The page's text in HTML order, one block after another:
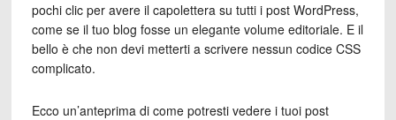
pochi clic per avere il capolettera su tutti i post WordPress,
come se il tuo blog fosse un elegante volume editoriale. E il
bello è che non devi metterti a scrivere nessun codice CSS
complicato.
Ecco un’anteprima di come potresti vedere i tuoi post